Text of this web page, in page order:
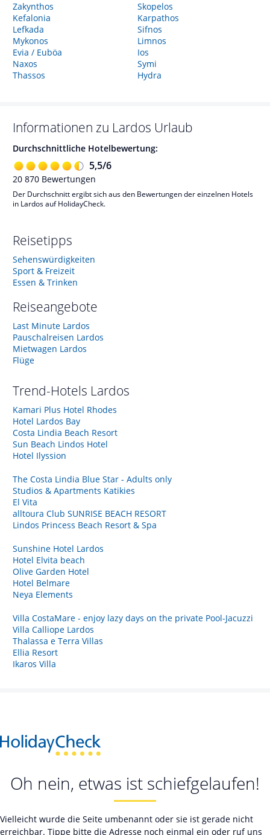
Zakynthos
Kefalonia
Lefkada
Mykonos
Evia / Euböa
Naxos
Thassos
Skopelos
Karpathos
Sifnos
Limnos
Ios
Symi
Hydra
Informationen zu Lardos Urlaub
Durchschnittliche Hotelbewertung:
5,5/6
20 870 Bewertungen
Der Durchschnitt ergibt sich aus den Bewertungen der einzelnen Hotels
in Lardos auf HolidayCheck.
Reisetipps
Sehenswürdigkeiten
Sport & Freizeit
Essen & Trinken
Reiseangebote
Last Minute Lardos
Pauschalreisen Lardos
Mietwagen Lardos
Flüge
Trend-Hotels Lardos
Kamari Plus Hotel Rhodes
Hotel Lardos Bay
Costa Lindia Beach Resort
Sun Beach Lindos Hotel
Hotel Ilyssion
The Costa Lindia Blue Star - Adults only
Studios & Apartments Katikies
El Vita
alltoura Club SUNRISE BEACH RESORT
Lindos Princess Beach Resort & Spa
Sunshine Hotel Lardos
Hotel Elvita beach
Olive Garden Hotel
Hotel Belmare
Neya Elements
Villa CostaMare - enjoy lazy days on the private Pool-Jacuzzi
Villa Calliope Lardos
Thalassa e Terra Villas
Ellia Resort
Ikaros Villa
Oh nein, etwas ist schiefgelaufen!
Vielleicht wurde die Seite umbenannt oder sie ist gerade nicht
erreichbar. Tippe bitte die Adresse noch einmal ein oder ruf uns